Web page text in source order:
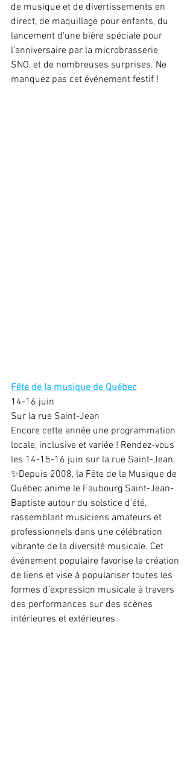
de musique et de divertissements en
direct, de maquillage pour enfants, du
lancement d'une bière spéciale pour
l'anniversaire par la microbrasserie
SNO, et de nombreuses surprises. Ne
manquez pas cet événement festif !
Fête de la musique de Québec
14-16 juin
Sur la rue Saint-Jean
Encore cette année une programmation
locale, inclusive et variée ! Rendez-vous
les 14-15-16 juin sur la rue Saint-Jean.
✨Depuis 2008, la Fête de la Musique de
Québec anime le Faubourg Saint-Jean-
Baptiste autour du solstice d'été,
rassemblant musiciens amateurs et
professionnels dans une célébration
vibrante de la diversité musicale. Cet
événement populaire favorise la création
de liens et vise à populariser toutes les
formes d’expression musicale à travers
des performances sur des scènes
intérieures et extérieures.